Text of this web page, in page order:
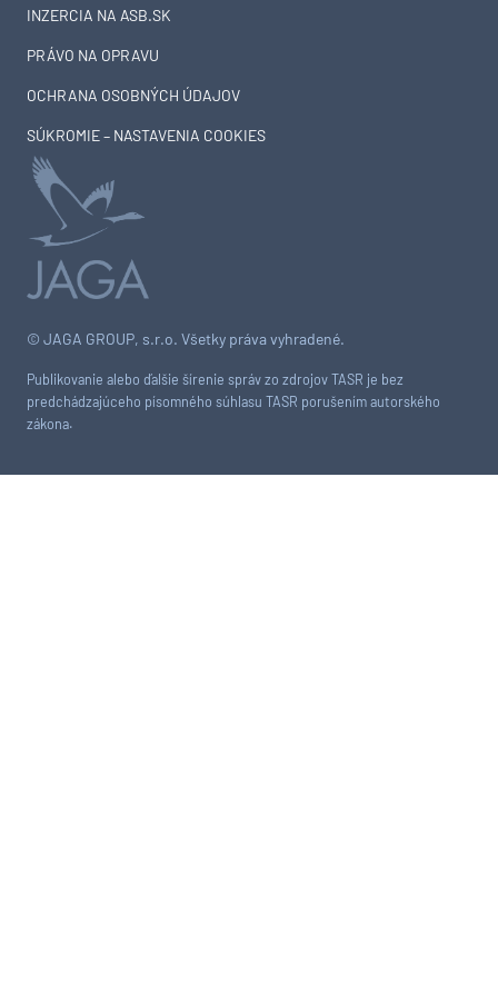
© JAGA GROUP, s.r.o. Všetky práva vyhradené.
Publikovanie alebo ďalšie šírenie správ zo zdrojov TASR je bez
predchádzajúceho písomného súhlasu TASR porušením autorského
zákona.
INZERCIA NA ASB.SK
PRÁVO NA OPRAVU
OCHRANA OSOBNÝCH ÚDAJOV
SÚKROMIE – NASTAVENIA COOKIES